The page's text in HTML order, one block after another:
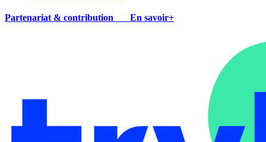
Partenariat & contribution En savoir+